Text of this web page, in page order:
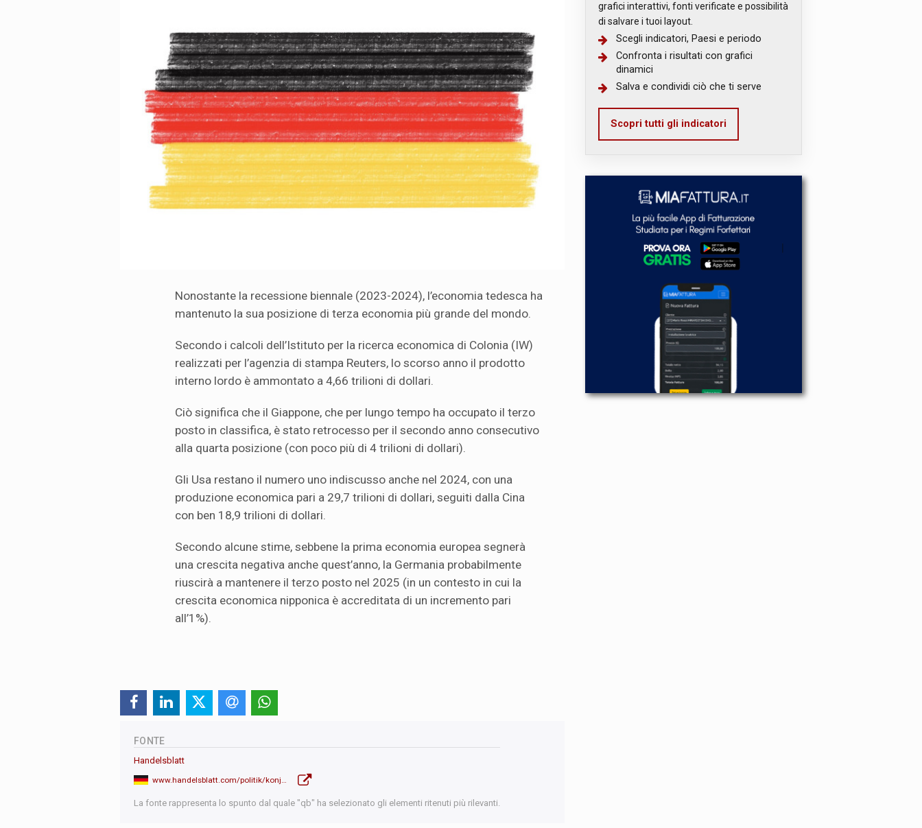
Nonostante la recessione biennale (2023-2024), l’economia tedesca ha
mantenuto la sua posizione di terza economia più grande del mondo.
Secondo i calcoli dell’Istituto per la ricerca economica di Colonia (IW)
realizzati per l’agenzia di stampa Reuters, lo scorso anno il prodotto
interno lordo è ammontato a 4,66 trilioni di dollari.
Ciò significa che il Giappone, che per lungo tempo ha occupato il terzo
posto in classifica, è stato retrocesso per il secondo anno consecutivo
alla quarta posizione (con poco più di 4 trilioni di dollari).
Gli Usa restano il numero uno indiscusso anche nel 2024, con una
produzione economica pari a 29,7 trilioni di dollari, seguiti dalla Cina
con ben 18,9 trilioni di dollari.
Secondo alcune stime, sebbene la prima economia europea segnerà
una crescita negativa anche quest’anno, la Germania probabilmente
riuscirà a mantenere il terzo posto nel 2025 (in un contesto in cui la
crescita economica nipponica è accreditata di un incremento pari
all’1%).
FONTE
Handelsblatt
La fonte rappresenta lo spunto dal quale "qb" ha selezionato gli elementi ritenuti più rilevanti.
grafici interattivi, fonti verificate e possibilità
di salvare i tuoi layout.
Scegli indicatori, Paesi e periodo
Confronta i risultati con grafici
dinamici
Salva e condividi ciò che ti serve
Scopri tutti gli indicatori